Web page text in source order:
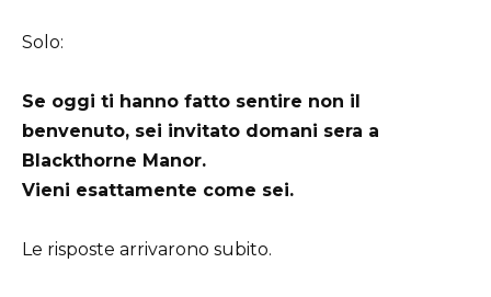
Solo:
Se oggi ti hanno fatto sentire non il
benvenuto, sei invitato domani sera a
Blackthorne Manor.
Vieni esattamente come sei.
Le risposte arrivarono subito.